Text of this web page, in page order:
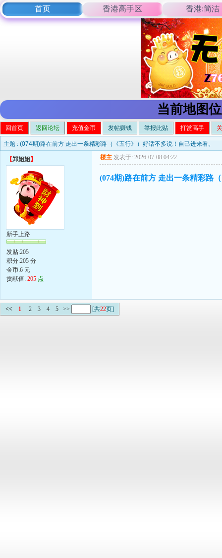
首页 香港高手区 香港:简洁
当前地图
回首页 返回论坛 充值金币 发帖赚钱 举报此贴 打赏高手
主题 : (074期)路在前方 走出一条精彩路（《五行》）好话不多说！自己进来看。
【郑姐姐】
新手上路
发贴:205
积分:205 分
金币:6 元
贡献值: 205 点
楼主 发表于: 2026-07-08 04:22
(074期)路在前方 走出一条精彩路
<< 1 2 3 4 5 >> [共22页]